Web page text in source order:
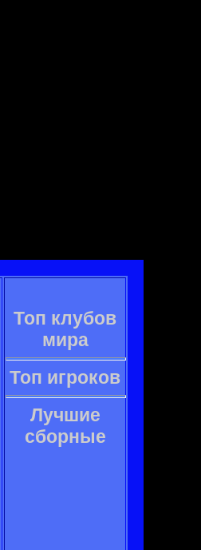
Топ клубов
мира
Топ игроков
Лучшие
сборные